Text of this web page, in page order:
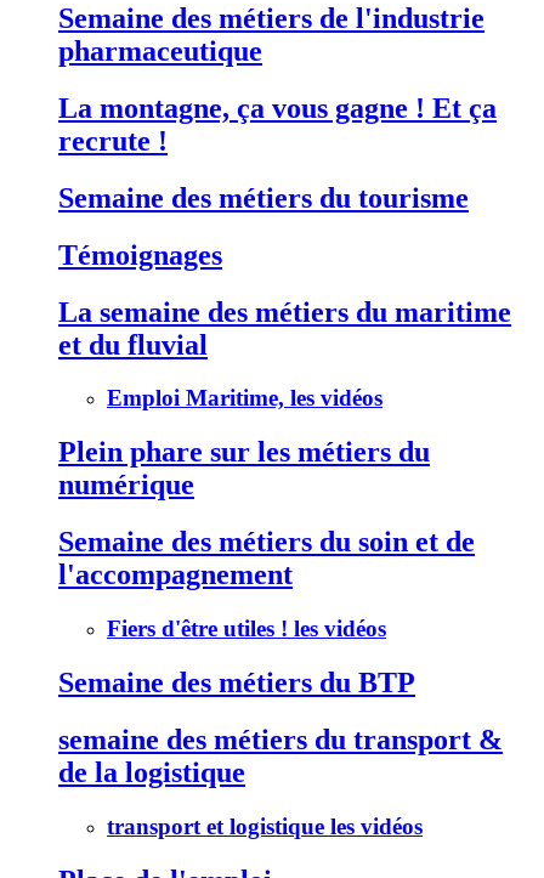
Semaine des métiers de l'industrie
pharmaceutique
La montagne, ça vous gagne ! Et ça
recrute !
Semaine des métiers du tourisme
Témoignages
La semaine des métiers du maritime
et du fluvial
Emploi Maritime, les vidéos
Plein phare sur les métiers du
numérique
Semaine des métiers du soin et de
l'accompagnement
Fiers d'être utiles ! les vidéos
Semaine des métiers du BTP
semaine des métiers du transport &
de la logistique
transport et logistique les vidéos